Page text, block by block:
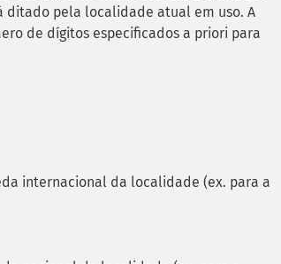
ditado pela localidade atual em uso. A
de dígitos especificados a priori para
internacional da localidade (ex. para a